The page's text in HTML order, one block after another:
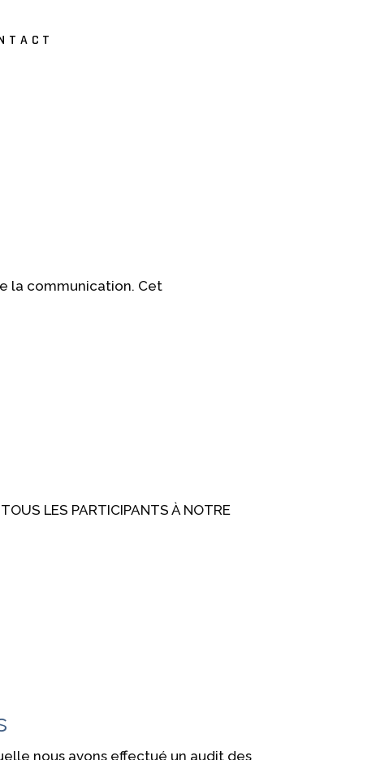
la communication. Cet
LES PARTICIPANTS À NOTRE
nous avons effectué un audit des